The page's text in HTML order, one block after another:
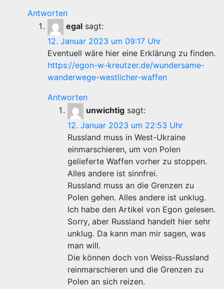
Antworten
egal sagt:
12. Januar 2023 um 09:17 Uhr
Eventuell wäre hier eine Erklärung zu finden.
https://egon-w-kreutzer.de/wundersame-
wanderwege-westlicher-waffen
Antworten
unwichtig sagt:
12. Januar 2023 um 22:53 Uhr
Russland muss in West-Ukraine
einmarschieren, um von Polen
gelieferte Waffen vorher zu stoppen.
Alles andere ist sinnfrei.
Russland muss an die Grenzen zu
Polen gehen. Alles andere ist unklug.
Ich habe den Artikel von Egon gelesen.
Sorry, aber Russland handelt hier sehr
unklug. Da kann man mir sagen, was
man will.
Die können doch von Weiss-Russland
reinmarschieren und die Grenzen zu
Polen an sich reizen.